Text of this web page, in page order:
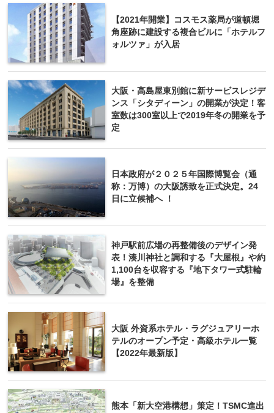
【2021年開業】コスモス薬局が道頓堀
角座跡に建設する複合ビルに「ホテルフ
ォルツァ」が入居
大阪・高島屋東別館に新サービスレジデ
ンス「シタディーン」の開業が決定！客
室数は300室以上で2019年冬の開業を予
定
日本政府が２０２５年国際博覧会（通
称：万博）の大阪誘致を正式決定。24
日に立候補へ ！
神戸駅前広場の再整備後のデザイン発
表！湊川神社と調和する『大屋根』や約
1,100台を収容する『地下タワー式駐輪
場』を整備
大阪 外資系ホテル・ラグジュアリーホ
テルのオープン予定・高級ホテル一覧
【2022年最新版】
熊本「新大空港構想」策定！TSMC進出